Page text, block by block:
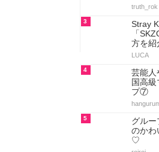
truth_rok
3
Stray
「
方を紹
LUCA
4
芸能人
国高
プ⑦
5
グル
のか
♡